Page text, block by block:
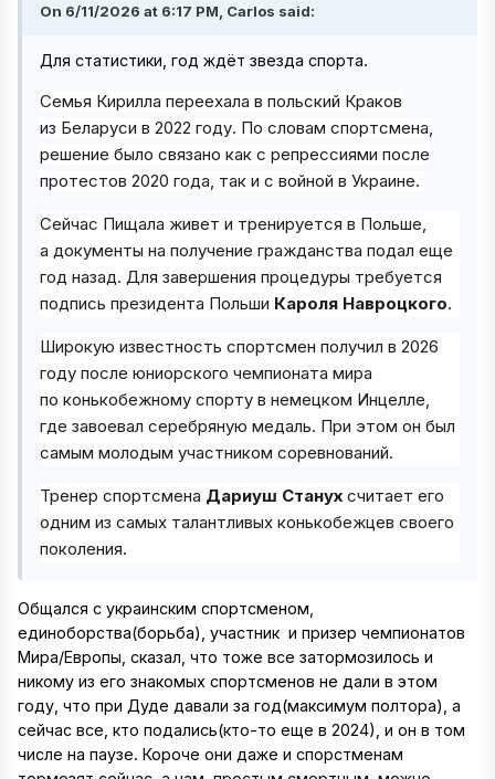
On 6/11/2026 at 6:17 PM, Carlos said:
Для статистики, год ждёт звезда спорта.
Семья Кирилла переехала в польский Краков
из Беларуси в 2022 году. По словам спортсмена,
решение было связано как с репрессиями после
протестов 2020 года, так и с войной в Украине.
Сейчас Пищала живет и тренируется в Польше,
а документы на получение гражданства подал еще
год назад. Для завершения процедуры требуется
подпись президента Польши Кароля Навроцкого.
Широкую известность спортсмен получил в 2026
году после юниорского чемпионата мира
по конькобежному спорту в немецком Инцелле,
где завоевал серебряную медаль. При этом он был
самым молодым участником соревнований.
Тренер спортсмена Дариуш Станух считает его
одним из самых талантливых конькобежцев своего
поколения.
Общался с украинским спортсменом,
единоборства(борьба), участник и призер чемпионатов
Мира/Европы, сказал, что тоже все затормозилось и
никому из его знакомых спортсменов не дали в этом
году, что при Дуде давали за год(максимум полтора), а
сейчас все, кто подались(кто-то еще в 2024), и он в том
числе на паузе. Короче они даже и спорстменам